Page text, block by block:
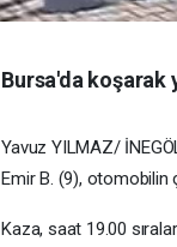
Bursa'da koşarak
Yavuz YILMAZ/
Emir B. (9), otomobilin
Kaza, saat 19.00